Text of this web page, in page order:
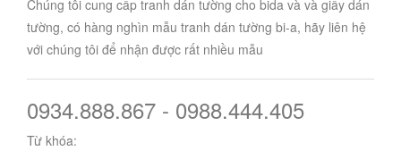
Chúng tôi cung cấp tranh dán tường cho bida và và giấy dán
tường, có hàng nghìn mẫu tranh dán tường bi-a, hãy liên hệ
với chúng tôi để nhận được rất nhiều mẫu
0934.888.867 - 0988.444.405
Từ khóa: